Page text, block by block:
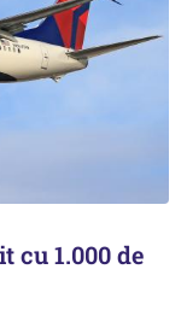
cu 1.000 de